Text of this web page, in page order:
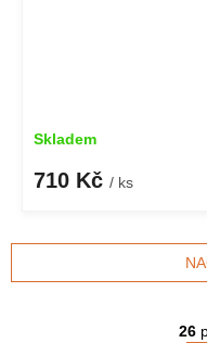
Skladem
710 Kč / ks
26